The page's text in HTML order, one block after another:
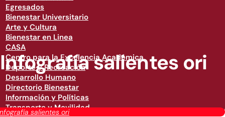
Egresados
Bienestar Universitario
Arte y Cultura
Bienestar en Linea
CASA
Centro para la Excelencia Académica
Deporte y Recreación
Desarrollo Humano
Directorio Bienestar
Información y Políticas
Transporte y Movilidad
salientes ori
Infografía salientes ori